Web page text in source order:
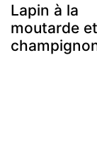
Lapin à la
moutarde